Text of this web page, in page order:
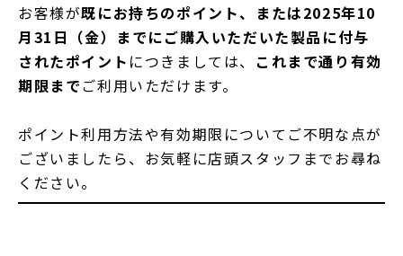
お客様が既にお持ちのポイント、または2025年10
月31日（金）までにご購入いただいた製品に付与
されたポイント につきましては、 これまで通り有効
期限までご利用いただけます。
ポイント利用方法や有効期限についてご不明な点が
ございましたら、お気軽に店頭スタッフまでお尋ね
ください。